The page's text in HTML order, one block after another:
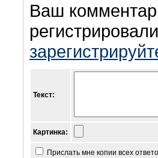
Ваш
Текст:
Картинка:
Прислать мне копии всех